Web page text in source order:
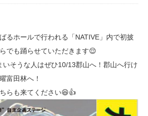
るホールで行われる「NATIVE」内で初披
でも踊らせていただきます😌
いそうな人はぜひ10/13郡山へ！郡山へ行け
富田林へ！
らも来てください😆👍